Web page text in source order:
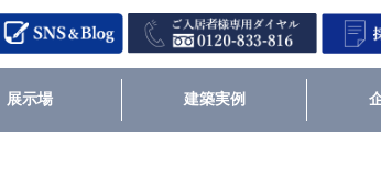
展示場 建築実例